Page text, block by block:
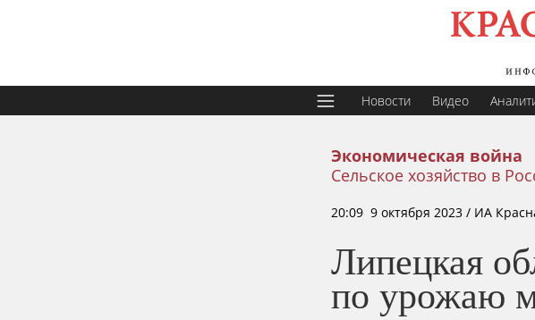
Новости Видео
Экономическая война
Сельское хозяйство в
20:09 9 октября 2023 / ИА
Липецкая
по урожаю